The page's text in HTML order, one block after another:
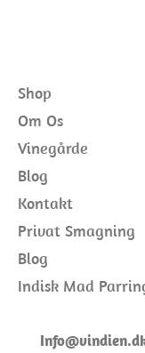
Shop
Om Os
Vinegårde
Blog
Kontakt
Privat Smagning
Blog
Indisk Mad
Info@